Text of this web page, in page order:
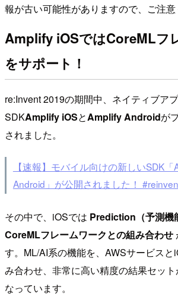
報が古い可能性がありますので、ご注意
Amplify iOSではCoreMLフ
をサポート！
re:Invent 2019の期間中、ネイティブア
SDKAmplify iOSとAmplify Androidが
されました。
【速報】モバイル向けの新しいSDK「
Android」が公開されました！
その中で、iOSでは Prediction（予測機
CoreMLフレームワークとの組み合わせ
す。ML/AI系の機能を、AWSサービスと
み合わせ、非常に高い精度の結果セッ
なっています。